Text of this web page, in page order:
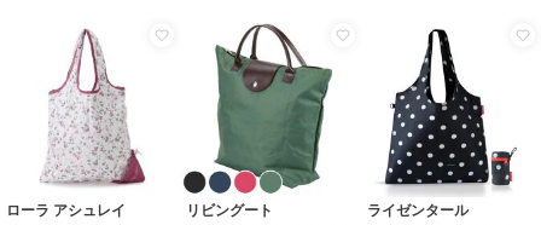
ローラ アシュレイ リビングート ライゼンタール